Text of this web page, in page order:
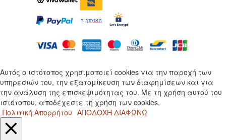
Αυτός ο ιστότοπος χρησιμοποιεί cookies για την παροχή των
υπηρεσιών του, την εξατομίκευση των διαφημίσεων και για
την ανάλυση της επισκεψιμότητας του. Με τη χρήση αυτού του
ιστότοπου, αποδέχεστε τη χρήση των cookies.
Πολιτική Απορρήτου ΑΠΟΔΟΧΗ ΔΙΑΦΩΝΩ